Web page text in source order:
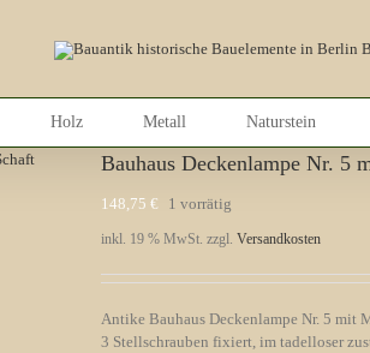
Holz Metall Naturstein
Bauhaus Deckenlampe Nr. 5
148,75 € 1 vorrätig
inkl. 19 % MwSt. zzgl. Versandkosten
Antike Bauhaus Deckenlampe Nr. 5 mit
3 Stellschrauben fixiert, im tadelloser